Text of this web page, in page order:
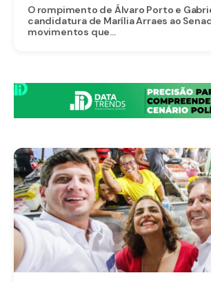
O rompimento de Álvaro Porto e
candidatura de Marília Arraes ao
movimentos que...